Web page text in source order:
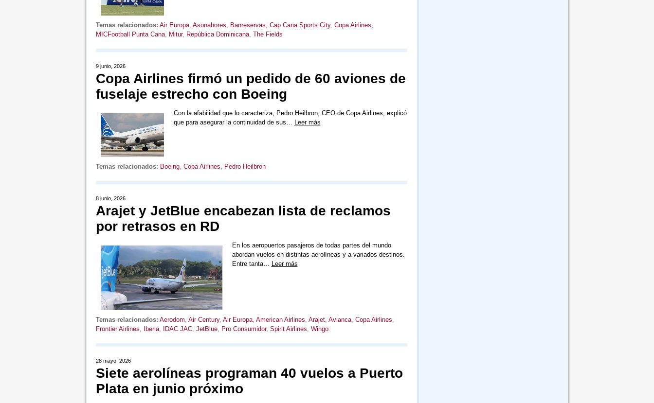
Temas relacionados: Air Europa, Asonahores Banreservas Cap Cana Sports City, Copa Airlines
MICFootball Punta Cana, Mitur, República Dominicana, The Fields
9 junio, 2026
Copa Airlines firmó un pedido de 60 aviones de
fuselaje estrecho con Boeing
Con la afabilidad que lo caracteriza, Pedro Heilbron, CEO de Copa Airlines, explicó
que para asegurar la continuidad de sus… Leer más
Temas relacionados: Boeing, Copa Airlines Pedro Heilbron
8 junio, 2026
Arajet y JetBlue encabezan lista de reclamos
por retrasos en RD
En los aeropuertos pasajeros de todas partes del mundo
abordan vuelos en distintas aerolíneas y a variados destinos.
Entre tanta… Leer más
Temas relacionados: Aerodom Air Century, Air Europa, American Airlines Arajet, Avianca, Copa Airlines
Frontier Airlines
Iberia, IDAC JAC, JetBlue, Pro Consumidor, Spirit Airlines Wingo
28 mayo, 2026
Siete aerolíneas programan 40 vuelos a Puerto
Plata en junio próximo